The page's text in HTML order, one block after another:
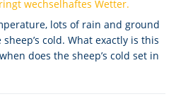
lots of rain and ground
cold. What exactly is this
does the sheep’s cold set in